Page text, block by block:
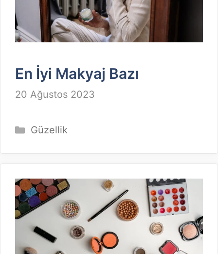
En İyi Makyaj Bazı
20 Ağustos 2023
Kategoriler
Güzellik